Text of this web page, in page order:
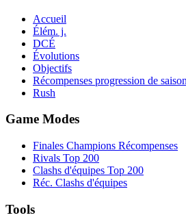
Accueil
Élém. j.
DCÉ
Évolutions
Objectifs
Récompenses progression de saison
Rush
Game Modes
Finales Champions Récompenses
Rivals Top 200
Clashs d'équipes Top 200
Réc. Clashs d'équipes
Tools